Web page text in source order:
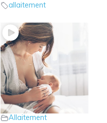
allaitement
4 – Allaitement:
Bébé à besoin de
téter ?
Allaitement